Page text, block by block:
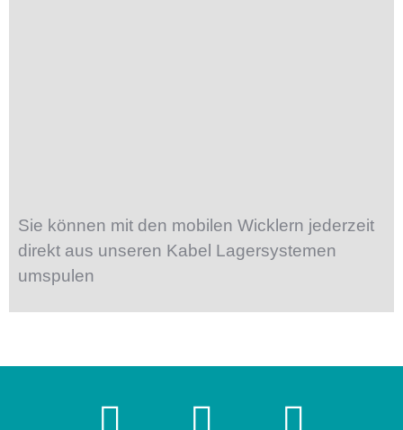
Sie können mit den mobilen Wicklern jederzeit
direkt aus unseren Kabel Lagersystemen
umspulen